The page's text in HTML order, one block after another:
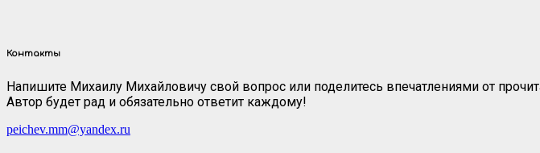
Контакты
Напишите Михаилу Михайловичу свой вопрос или поделитесь впечатлениями от
Автор будет рад и обязательно ответит каждому!
peichev.mm@yandex.ru